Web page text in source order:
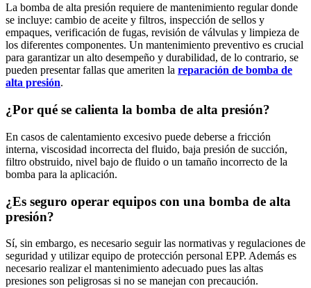
La bomba de alta presión requiere de mantenimiento regular donde
se incluye: cambio de aceite y filtros, inspección de sellos y
empaques, verificación de fugas, revisión de válvulas y limpieza de
los diferentes componentes. Un mantenimiento preventivo es crucial
para garantizar un alto desempeño y durabilidad, de lo contrario, se
pueden presentar fallas que ameriten la reparación de bomba de
alta presión.
¿Por qué se calienta la bomba de alta presión?
En casos de calentamiento excesivo puede deberse a fricción
interna, viscosidad incorrecta del fluido, baja presión de succión,
filtro obstruido, nivel bajo de fluido o un tamaño incorrecto de la
bomba para la aplicación.
¿Es seguro operar equipos con una bomba de alta
presión?
Sí, sin embargo, es necesario seguir las normativas y regulaciones de
seguridad y utilizar equipo de protección personal EPP. Además es
necesario realizar el mantenimiento adecuado pues las altas
presiones son peligrosas si no se manejan con precaución.